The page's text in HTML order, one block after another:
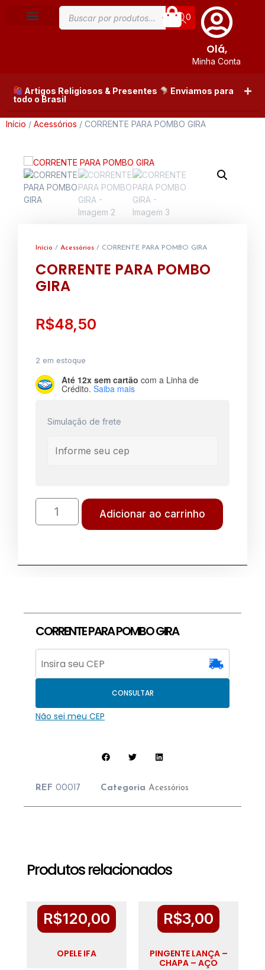
Olá,
Minha Conta
0
Artigos Religiosos & Presentes
Enviamos para
todo o Brasil
Início / Acessórios / CORRENTE PARA POMBO GIRA
Início / Acessórios / CORRENTE PARA POMBO GIRA
CORRENTE PARA POMBO
GIRA
R$48,50
2 em estoque
Até 12x sem cartão com a Linha de
Crédito. Saiba mais
Simulação de frete
Adicionar ao carrinho
CORRENTE PARA POMBO GIRA
CONSULTAR
Não sei meu CEP
REF 00017 Categoria Acessórios
Produtos relacionados
R$120,00
OPELE IFA
R$3,00
PINGENTE LANÇA –
CHAPA – AÇO